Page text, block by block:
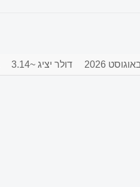
דולר יציג ~3.14